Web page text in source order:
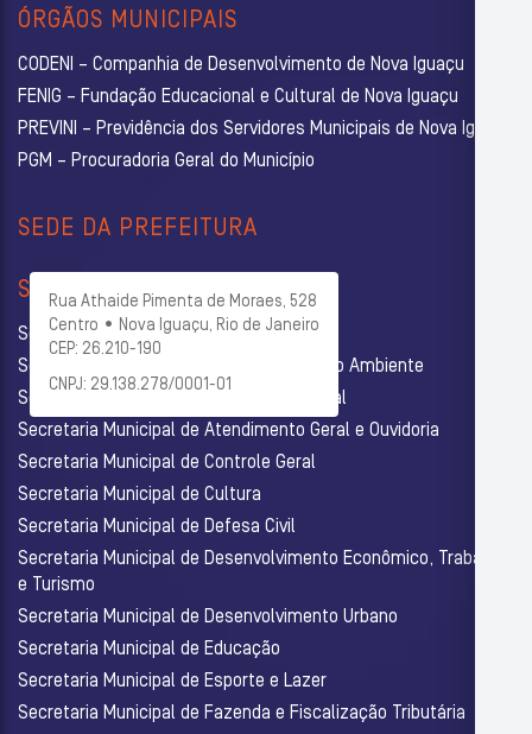
ÓRGÃOS MUNICIPAIS
CODENI – Companhia de Desenvolvimento de Nova Iguaçu
FENIG – Fundação Educacional e Cultural de Nova Iguaçu
PREVINI – Previdência dos Servidores Municipais de Nova Iguaçu
PGM – Procuradoria Geral do Município
SEDE DA PREFEITURA
Rua Athaide Pimenta de Moraes, 528
Centro • Nova Iguaçu, Rio de Janeiro
CEP: 26.210-190
CNPJ: 29.138.278/0001-01
SECRETARIAS
Secretaria Municipal de Administração
Secretaria Municipal de Agricultura e Meio Ambiente
Secretaria Municipal de Assistência Social
Secretaria Municipal de Atendimento Geral e Ouvidoria
Secretaria Municipal de Controle Geral
Secretaria Municipal de Cultura
Secretaria Municipal de Defesa Civil
Secretaria Municipal de Desenvolvimento Econômico, Trabalho
e Turismo
Secretaria Municipal de Desenvolvimento Urbano
Secretaria Municipal de Educação
Secretaria Municipal de Esporte e Lazer
Secretaria Municipal de Fazenda e Fiscalização Tributária